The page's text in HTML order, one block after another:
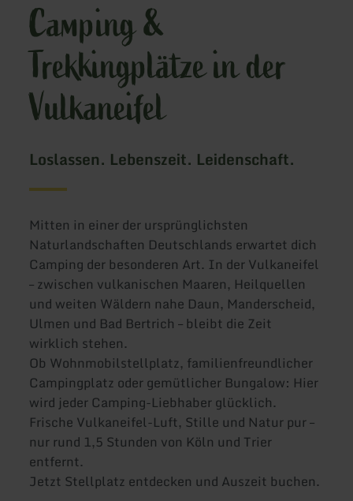
Camping &
Trekkingplätze in der
Vulkaneifel
Loslassen. Lebenszeit. Leidenschaft.
Mitten in einer der ursprünglichsten
Naturlandschaften Deutschlands erwartet dich
Camping der besonderen Art. In der Vulkaneifel
– zwischen vulkanischen Maaren, Heilquellen
und weiten Wäldern nahe Daun, Manderscheid,
Ulmen und Bad Bertrich – bleibt die Zeit
wirklich stehen.
Ob Wohnmobilstellplatz, familienfreundlicher
Campingplatz oder gemütlicher Bungalow: Hier
wird jeder Camping-Liebhaber glücklich.
Frische Vulkaneifel-Luft, Stille und Natur pur –
nur rund 1,5 Stunden von Köln und Trier
entfernt.
Jetzt Stellplatz entdecken und Auszeit buchen.